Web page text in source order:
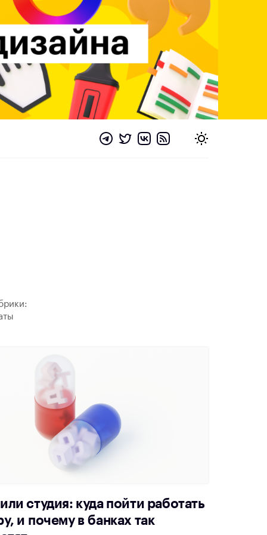
студия: куда пойти работать
и почему в банках так